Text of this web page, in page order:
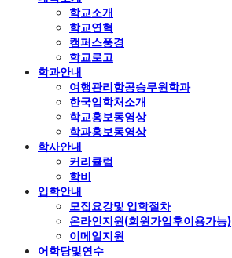
학교소개
학교연혁
캠퍼스풍경
학교로고
학과안내
여행관리항공승무원학과
한국입학처소개
학교홍보동영상
학과홍보동영상
학사안내
커리큘럼
학비
입학안내
모집요강및 입학절차
온라인지원(회원가입후이용가능)
이메일지원
어학당및연수